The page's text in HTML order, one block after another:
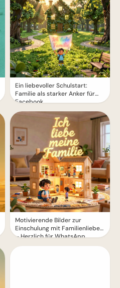
Ein liebevoller Schulstart:
Familie als starker Anker für
Facebook
Motivierende Bilder zur
Einschulung mit Familienliebe
– Herzlich für WhatsApp